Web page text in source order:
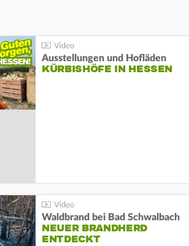
Ausstellungen und Hofläden
KÜRBISHÖFE IN HESSEN
Waldbrand bei Bad Schwalbach
NEUER BRANDHERD
ENTDECKT